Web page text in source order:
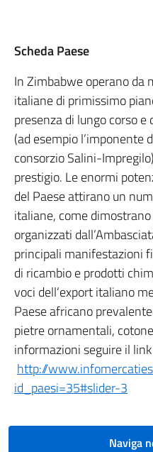
Scheda Paese
In Zimbabwe operano da
italiane di primissimo
presenza di lungo corso
(ad esempio l’imponente
consorzio Salini-
prestigio. Le enormi
del Paese attirano un
italiane, come
organizzati
principali manifestazioni
di ricambio e prodotti
voci dell’export italiano
Paese africano
pietre ornamentali,
informazioni seguire il
http://
id_paesi=35#slider-3
Naviga